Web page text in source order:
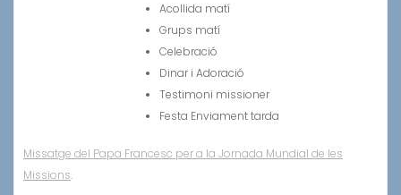
Acollida matí
Grups matí
Celebració
Dinar i Adoració
Testimoni missioner
Festa Enviament tarda
Missatge del Papa Francesc per a la Jornada Mundial de les
Missions.